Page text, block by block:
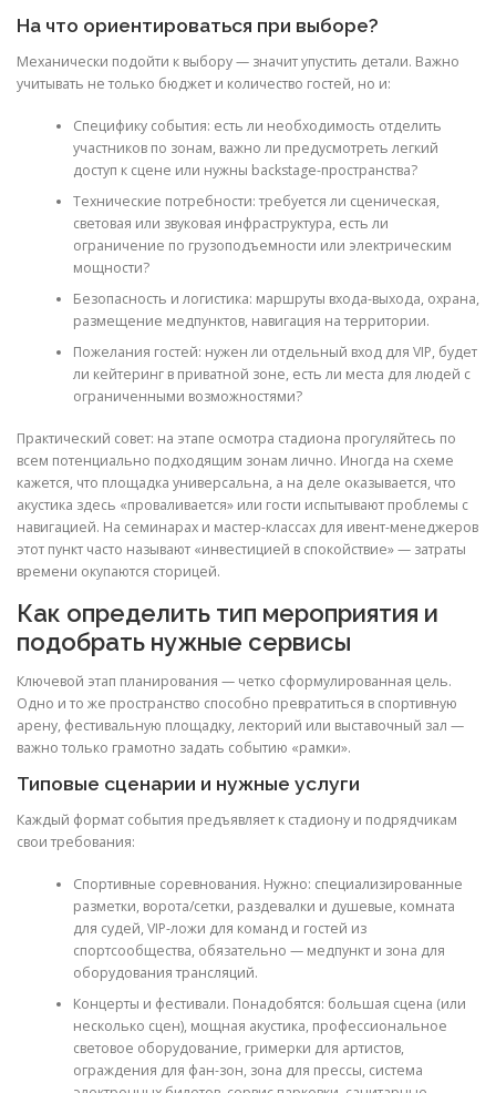
На что ориентироваться при выборе?
Механически подойти к выбору — значит упустить детали. Важно
учитывать не только бюджет и количество гостей, но и:
Специфику события: есть ли необходимость отделить
участников по зонам, важно ли предусмотреть легкий
доступ к сцене или нужны backstage-пространства?
Технические потребности: требуется ли сценическая,
световая или звуковая инфраструктура, есть ли
ограничение по грузоподъемности или электрическим
мощности?
Безопасность и логистика: маршруты входа-выхода, охрана,
размещение медпунктов, навигация на территории.
Пожелания гостей: нужен ли отдельный вход для VIP, будет
ли кейтеринг в приватной зоне, есть ли места для людей с
ограниченными возможностями?
Практический совет: на этапе осмотра стадиона прогуляйтесь по
всем потенциально подходящим зонам лично. Иногда на схеме
кажется, что площадка универсальна, а на деле оказывается, что
акустика здесь «проваливается» или гости испытывают проблемы с
навигацией. На семинарах и мастер-классах для ивент-менеджеров
этот пункт часто называют «инвестицией в спокойствие» — затраты
времени окупаются сторицей.
Как определить тип мероприятия и
подобрать нужные сервисы
Ключевой этап планирования — четко сформулированная цель.
Одно и то же пространство способно превратиться в спортивную
арену, фестивальную площадку, лекторий или выставочный зал —
важно только грамотно задать событию «рамки».
Типовые сценарии и нужные услуги
Каждый формат события предъявляет к стадиону и подрядчикам
свои требования:
Спортивные соревнования. Нужно: специализированные
разметки, ворота/сетки, раздевалки и душевые, комната
для судей, VIP-ложи для команд и гостей из
спортсообщества, обязательно — медпункт и зона для
оборудования трансляций.
Концерты и фестивали. Понадобятся: большая сцена (или
несколько сцен), мощная акустика, профессиональное
световое оборудование, гримерки для артистов,
ограждения для фан-зон, зона для прессы, система